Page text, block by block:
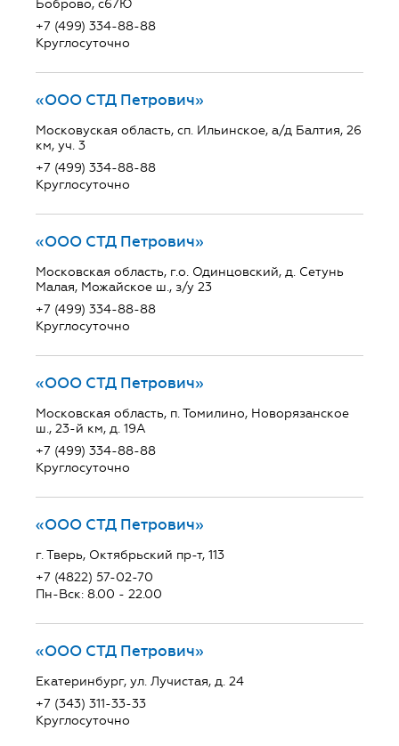
Боброво, с67Ю
+7 (499) 334-88-88
Круглосуточно
«ООО СТД Петрович»
Московуская область, сп. Ильинское, а/д Балтия, 26
км, уч. 3
+7 (499) 334-88-88
Круглосуточно
«ООО СТД Петрович»
Московская область, г.о. Одинцовский, д. Сетунь
Малая, Можайское ш., з/у 23
+7 (499) 334-88-88
Круглосуточно
«ООО СТД Петрович»
Московская область, п. Томилино, Новорязанское
ш., 23-й км, д. 19А
+7 (499) 334-88-88
Круглосуточно
«ООО СТД Петрович»
г. Тверь, Октябрьский пр-т, 113
+7 (4822) 57-02-70
Пн-Вск: 8.00 - 22.00
«ООО СТД Петрович»
Екатеринбург, ул. Лучистая, д. 24
+7 (343) 311-33-33
Круглосуточно